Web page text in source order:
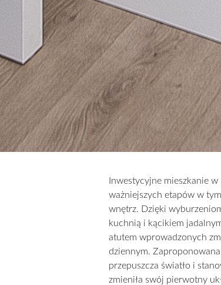
Inwestycyjne mieszkanie
ważniejszych etapów w
wnętrz. Dzięki
kuchnią i kącikiem
atutem wprowadzonych
dziennym.
przepuszcza światło i
zmieniła swój pierwotny